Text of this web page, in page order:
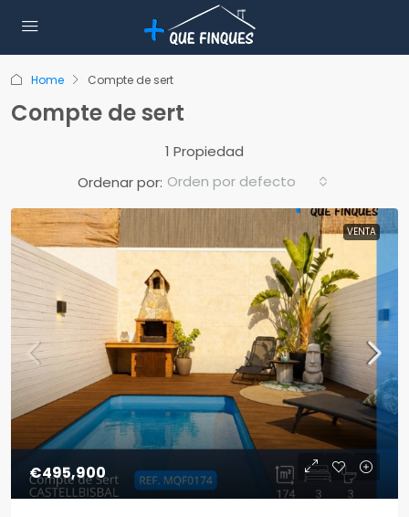
Home Compte de sert
Compte de sert
1 Propiedad
Ordenar por: Orden por defecto
VENTA
€495,900